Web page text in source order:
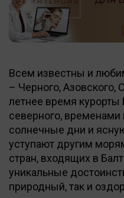
Всем известны и
– Черного,
летнее время курорты
северного,
солнечные дни и
уступают другим
стран, входящих в
уникальные
природный, так и